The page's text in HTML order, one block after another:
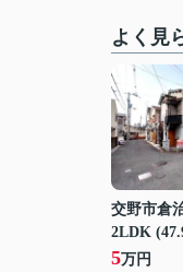
よく見
交野市倉
2LDK
5万円